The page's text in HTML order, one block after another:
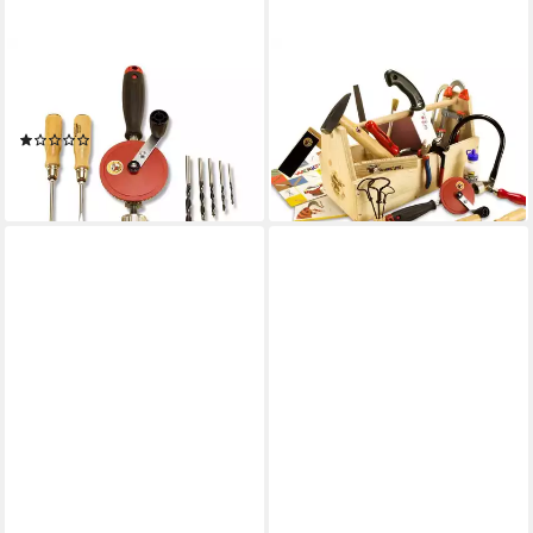
DIE WERKKISTE
Kinder-Werkzeug-Set
Werkzeug-Spar-Set-Kinder
44,90 €
lieferbar - in 5-6 Werktagen bei dir
Kinder-Werkzeug-Set Die
Werkkiste - Das große
Werkzeugset für Kinder
219,00 €
lieferbar - in 6-8 Werktagen bei dir